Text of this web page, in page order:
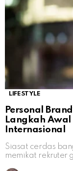
LIFESTYLE
Personal
Langkah
Internasional
Siasat cerdas
memikat rekruter